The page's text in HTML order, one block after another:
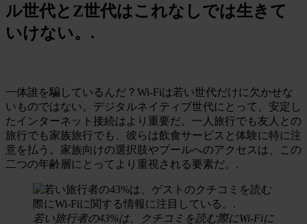
ル世代とZ世代はこれなしでは生きて
いけない。.
一体誰を騙しているんだ？Wi-Fiは若い世代だけに欠かせな
いものではない。デジタルネイティブ世代にとって、安定し
たインターネット接続はより重要だ。一人旅行でも友人との
旅行でも家族旅行でも、彼らは飲食サービスと体験に特に注
意を払う。家族向けの選択肢やプールへのアクセスは、この
二つの年齢層にとってより重視される要素だ。.
若い旅行者の43%は、クチコミを読む際にWi-Fiに